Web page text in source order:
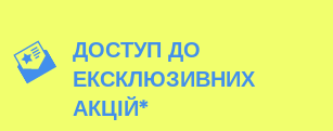
ДОСТУП ДО
ЕКСКЛЮЗИВНИХ
АКЦІЙ*